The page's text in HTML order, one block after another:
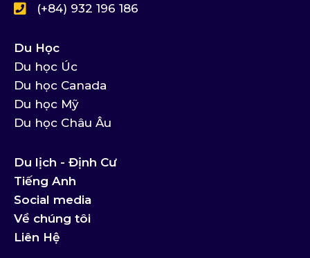
(+84) 932 196 186
Du Học
Du học Úc
Du học Canada
Du học Mỹ
Du học Châu Âu
Du lịch - Định Cư
Tiếng Anh
Social media
Về chúng tôi
Liên Hệ